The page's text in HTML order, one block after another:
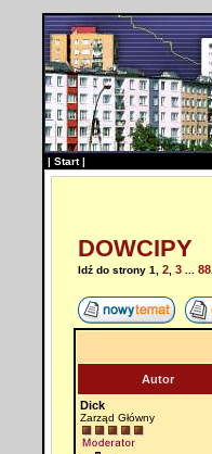
| Start|
DOWCIPY
Idź do strony 1 2, 3... 88,
Autor
Dick
Zarząd Główny